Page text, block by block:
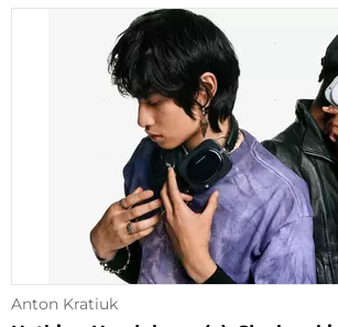
Anton Kratiuk